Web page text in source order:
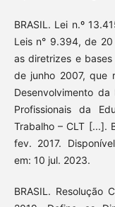
BRASIL. Lei n.º
Leis n° 9.394, de
as diretrizes e
de junho 2007, que
Desenvolvimento
Profissionais da
Trabalho – CLT [...].
fev. 2017.
em: 10 jul. 2023.
BRASIL. Resolução